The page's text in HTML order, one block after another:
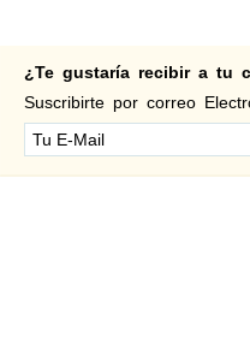
¿Te gustaría recibir a tu
Suscribirte por correo